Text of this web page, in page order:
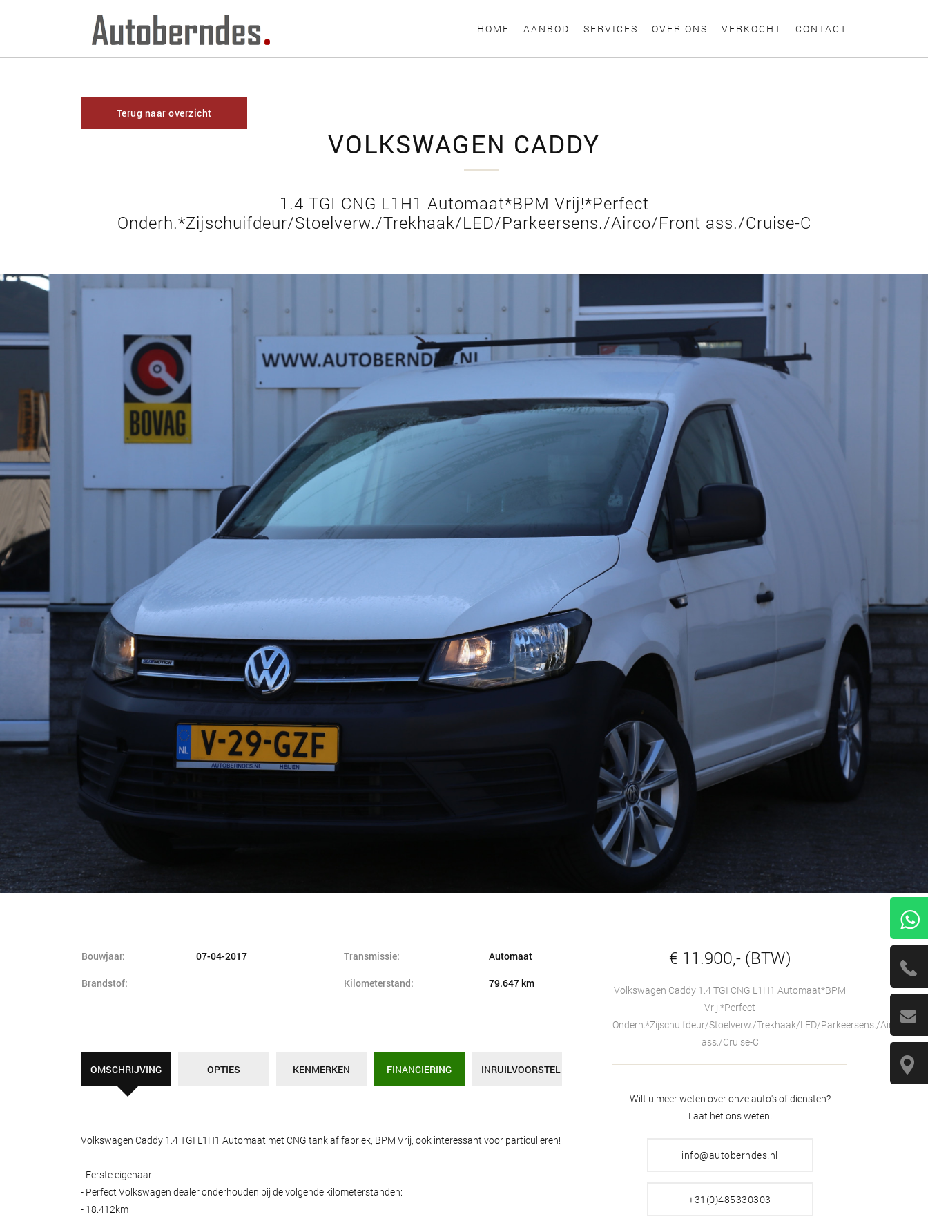
HOME AANBOD SERVICES OVER ONS VERKOCHT CONTACT
Terug naar overzicht
VOLKSWAGEN CADDY
1.4 TGI CNG L1H1 Automaat*BPM Vrij!*Perfect
Onderh.*Zijschuifdeur/Stoelverw./Trekhaak/LED/Parkeersens./Airco/Front ass./Cruise-C
Bouwjaar: 07-04-2017
Brandstof:
Transmissie: Automaat
Kilometerstand: 79.647 km
OMSCHRIJVING OPTIES KENMERKEN FINANCIERING INRUILVOORSTEL
Volkswagen Caddy 1.4 TGI L1H1 Automaat met CNG tank af fabriek, BPM Vrij, ook interessant voor particulieren!
- Eerste eigenaar
- Perfect Volkswagen dealer onderhouden bij de volgende kilometerstanden:
- 18.412km
€ 11.900,- (BTW)
Volkswagen Caddy 1.4 TGI CNG L1H1 Automaat*BPM
Vrij!*Perfect
Onderh.*Zijschuifdeur/Stoelverw./Trekhaak/LED/Parkeersens./Airco/
ass./Cruise-C
Wilt u meer weten over onze auto's of diensten?
Laat het ons weten.
info@autoberndes.nl
+31(0)485330303